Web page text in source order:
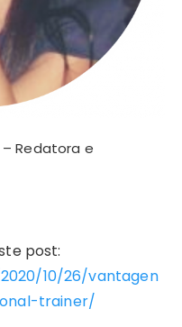
Redatora e
post:
10/26/vantagen
trainer/